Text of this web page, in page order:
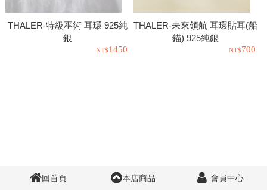
THALER-特級巫術 耳環 925純
銀
1450
THALER-未來領航 耳環貼耳(船
錨) 925純銀
700
回首頁 本店商品 會員中心